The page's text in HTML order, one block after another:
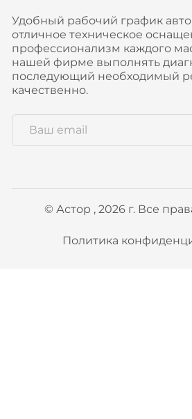
Удобный рабочий график
отличное техническое
профессионализм каждого
нашей фирме выполнять
последующий необходимый
качественно.
© Астор , 2026 г. Все
Политика